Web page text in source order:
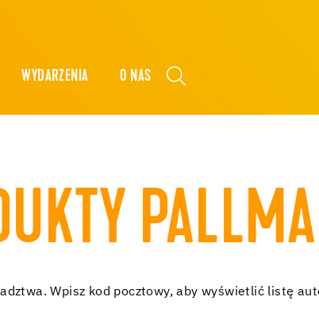
WYDARZENIA O NAS
Wpisz kod pocztowy, aby wyświetlić listę